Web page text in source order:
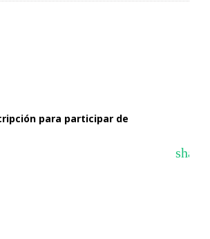
para participar de
share